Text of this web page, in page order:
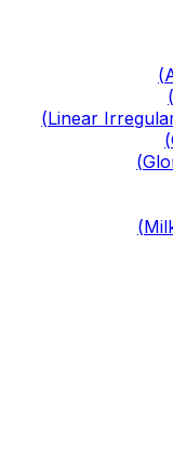
(
(
(Linear
(
(
(